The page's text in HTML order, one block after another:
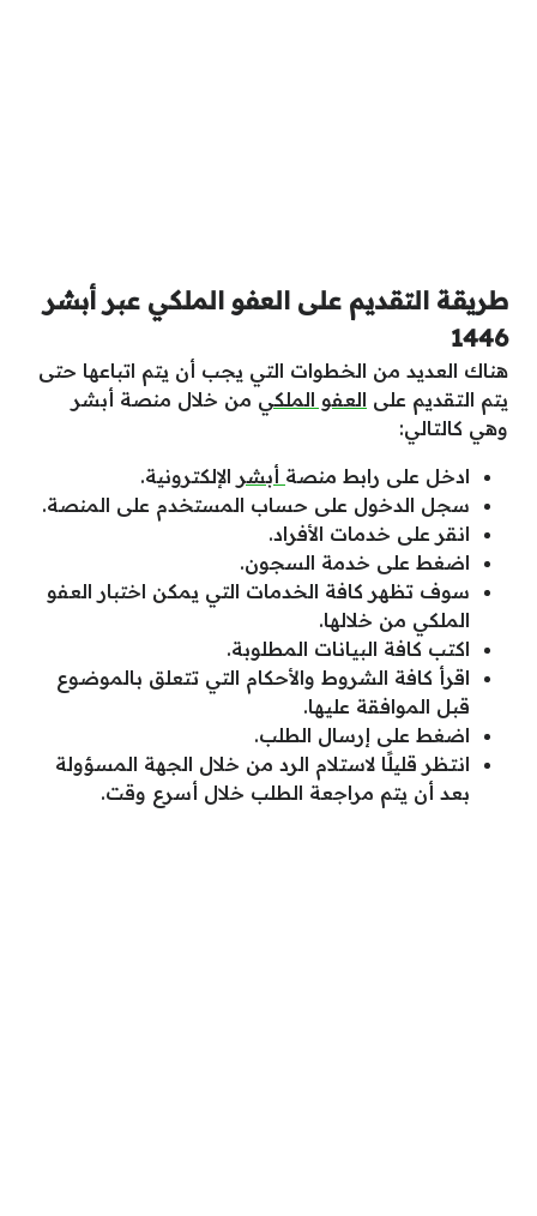
طريقة التقديم على العفو الملكي عبر أبشر
1446
هناك العديد من الخطوات التي يجب أن يتم اتباعها حتى
يتم التقديم على العفو الملكي من خلال منصة أبشر
وهي كالتالي:
ادخل على رابط منصة أبشر الإلكترونية.
سجل الدخول على حساب المستخدم على المنصة.
انقر على خدمات الأفراد.
اضغط على خدمة السجون.
سوف تظهر كافة الخدمات التي يمكن اختبار العفو
الملكي من خلالها.
اكتب كافة البيانات المطلوبة.
اقرأ كافة الشروط والأحكام التي تتعلق بالموضوع
قبل الموافقة عليها.
اضغط على إرسال الطلب.
انتظر قليلًا لاستلام الرد من خلال الجهة المسؤولة
بعد أن يتم مراجعة الطلب خلال أسرع وقت.